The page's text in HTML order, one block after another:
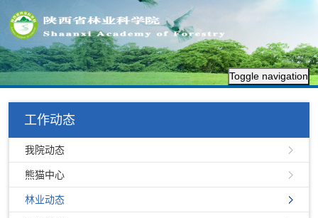
Toggle navigation
工作动态
我院动态
熊猫中心
林业动态